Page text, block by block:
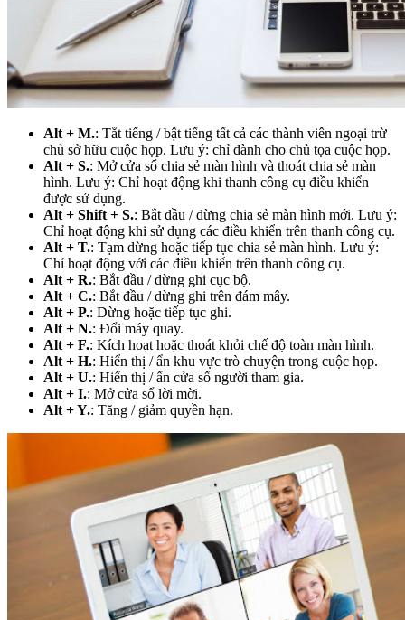
Alt + M.: Tắt tiếng / bật tiếng tất cả các thành viên ngoại trừ
chủ sở hữu cuộc họp. Lưu ý: chỉ dành cho chủ tọa cuộc họp.
Alt + S.: Mở cửa sổ chia sẻ màn hình và thoát chia sẻ màn
hình. Lưu ý: Chỉ hoạt động khi thanh công cụ điều khiển
được sử dụng.
Alt + Shift + S.: Bắt đầu / dừng chia sẻ màn hình mới. Lưu ý:
Chỉ hoạt động khi sử dụng các điều khiển trên thanh công cụ.
Alt + T.: Tạm dừng hoặc tiếp tục chia sẻ màn hình. Lưu ý:
Chỉ hoạt động với các điều khiển trên thanh công cụ.
Alt + R.: Bắt đầu / dừng ghi cục bộ.
Alt + C.: Bắt đầu / dừng ghi trên đám mây.
Alt + P.: Dừng hoặc tiếp tục ghi.
Alt + N.: Đổi máy quay.
Alt + F.: Kích hoạt hoặc thoát khỏi chế độ toàn màn hình.
Alt + H.: Hiển thị / ẩn khu vực trò chuyện trong cuộc họp.
Alt + U.: Hiển thị / ẩn cửa sổ người tham gia.
Alt + I.: Mở cửa sổ lời mời.
Alt + Y.: Tăng / giảm quyền hạn.